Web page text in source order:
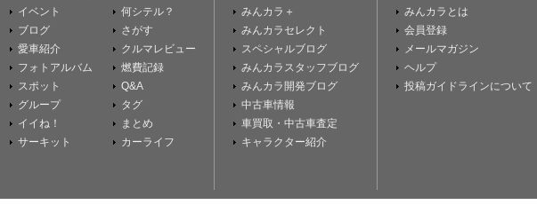
イベント
ブログ
愛車紹介
フォトアルバム
スポット
グループ
イイね！
サーキット
何シテル？
さがす
クルマレビュー
燃費記録
Q&A
タグ
まとめ
カーライフ
みんカラ＋
みんカラセレクト
スペシャルブログ
みんカラスタッフブログ
みんカラ開発ブログ
中古車情報
車買取・中古車査定
キャラクター紹介
みんカラとは
会員登録
メールマガジン
ヘルプ
投稿ガイドラインについて